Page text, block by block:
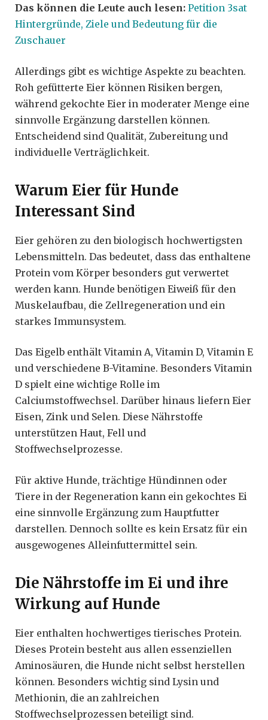
Das können die Leute auch lesen: Petition 3sat
Hintergründe, Ziele und Bedeutung für die
Zuschauer
Allerdings gibt es wichtige Aspekte zu beachten.
Roh gefütterte Eier können Risiken bergen,
während gekochte Eier in moderater Menge eine
sinnvolle Ergänzung darstellen können.
Entscheidend sind Qualität, Zubereitung und
individuelle Verträglichkeit.
Warum Eier für Hunde
Interessant Sind
Eier gehören zu den biologisch hochwertigsten
Lebensmitteln. Das bedeutet, dass das enthaltene
Protein vom Körper besonders gut verwertet
werden kann. Hunde benötigen Eiweiß für den
Muskelaufbau, die Zellregeneration und ein
starkes Immunsystem.
Das Eigelb enthält Vitamin A, Vitamin D, Vitamin E
und verschiedene B-Vitamine. Besonders Vitamin
D spielt eine wichtige Rolle im
Calciumstoffwechsel. Darüber hinaus liefern Eier
Eisen, Zink und Selen. Diese Nährstoffe
unterstützen Haut, Fell und
Stoffwechselprozesse.
Für aktive Hunde, trächtige Hündinnen oder
Tiere in der Regeneration kann ein gekochtes Ei
eine sinnvolle Ergänzung zum Hauptfutter
darstellen. Dennoch sollte es kein Ersatz für ein
ausgewogenes Alleinfuttermittel sein.
Die Nährstoffe im Ei und ihre
Wirkung auf Hunde
Eier enthalten hochwertiges tierisches Protein.
Dieses Protein besteht aus allen essenziellen
Aminosäuren, die Hunde nicht selbst herstellen
können. Besonders wichtig sind Lysin und
Methionin, die an zahlreichen
Stoffwechselprozessen beteiligt sind.